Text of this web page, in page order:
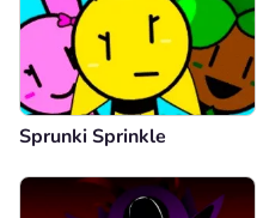
Sprunki Sprinkle